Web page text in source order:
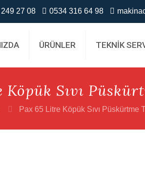
27 08 0534 316 64 98
ÜRÜNLER TEKNİK
Sıvı
Pax 65 Litre Köpük Sıvı Püskürtme